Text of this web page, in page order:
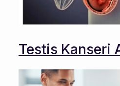
Testis Kanseri